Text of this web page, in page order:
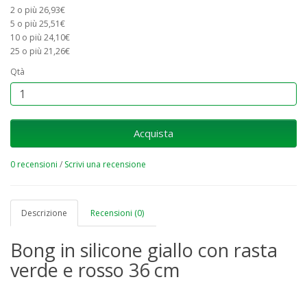
2 o più 26,93€
5 o più 25,51€
10 o più 24,10€
25 o più 21,26€
Qtà
Acquista
0 recensioni / Scrivi una recensione
Descrizione Recensioni (0)
Bong in silicone giallo con rasta
verde e rosso 36 cm